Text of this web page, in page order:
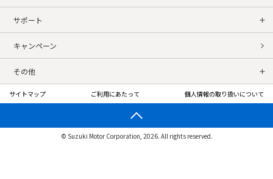
サポート
キャンペーン
その他
サイトマップ ご利用にあたって 個人情報の取り扱いについて
© Suzuki Motor Corporation, 2026. All rights reserved.